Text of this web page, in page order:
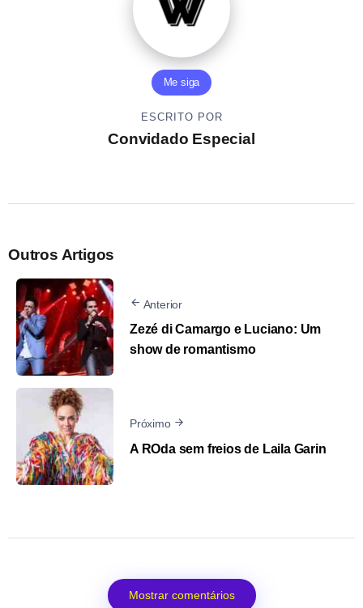
Me siga
ESCRITO POR
Convidado Especial
Outros Artigos
Anterior
Zezé di Camargo e Luciano: Um
show de romantismo
Próximo
A ROda sem freios de Laila Garin
Mostrar comentários